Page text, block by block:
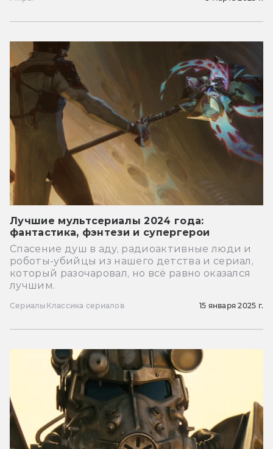
Лучшие мультсериалы 2024 года:
фантастика, фэнтези и супергерои
Спасение душ в аду, радиоактивные люди и
роботы-убийцы из нашего детства и сериал,
который разочаровал, но всё равно оказался
лучшим.
Сериалы Классика сериалов 15 января 2025 г.